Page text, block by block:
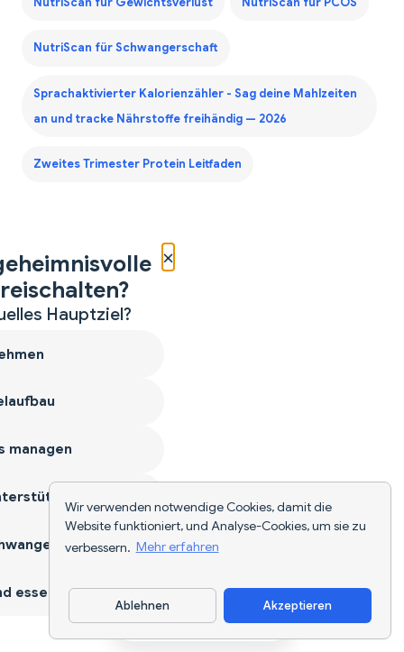
Wir verwenden notwendige Cookies, damit die
Website funktioniert, und Analyse-Cookies, um sie zu
verbessern. Mehr erfahren
Ablehnen Akzeptieren
NutriScan für Schwangerschaft
Sprachaktivierter Kalorienzähler - Sag deine Mahlzeiten
an und tracke Nährstoffe freihändig — 2026
Zweites Trimester Protein Leitfaden
App herunterladen
×
Hauptziel?
managen
essen